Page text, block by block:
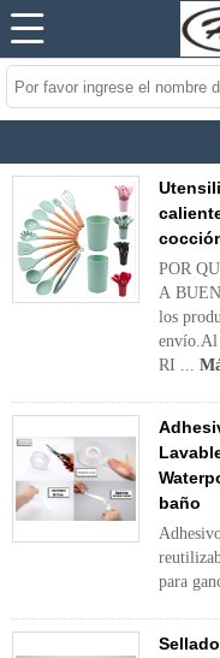
POR
A
los
envío.Al
RI ...
baño
para